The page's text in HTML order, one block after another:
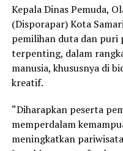
Kepala Dinas Pemuda,
(Disporapar) Kota
pemilihan duta dan puri
terpenting, dalam
manusia, khususnya di
kreatif.
“Diharapkan peserta
memperdalam
meningkatkan